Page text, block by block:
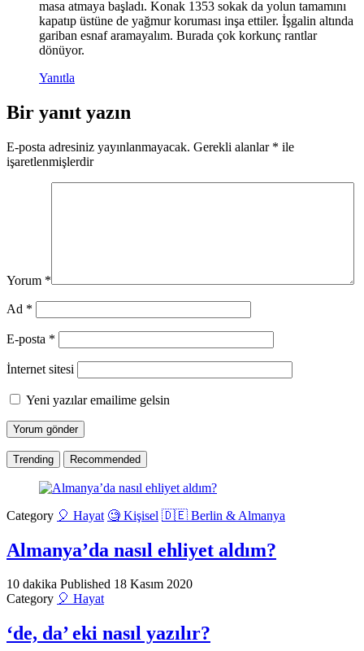
masa atmaya başladı. Konak 1353 sokak da yolun tamamını
kapatıp üstüne de yağmur koruması inşa ettiler. İşgalin altında
gariban esnaf aramayalım. Burada çok korkunç rantlar
dönüyor.
Yanıtla
Bir yanıt yazın
E-posta adresiniz yayınlanmayacak. Gerekli alanlar * ile
işaretlenmişlerdir
Yorum *
Ad *
E-posta *
İnternet sitesi
Yeni yazılar emailime gelsin
Trending Recommended
Category 🎈 Hayat 🧐 Kişisel 🇩🇪 Berlin & Almanya
Almanya’da nasıl ehliyet aldım?
10 dakika Published 18 Kasım 2020
Category 🎈 Hayat
‘de, da’ eki nasıl yazılır?